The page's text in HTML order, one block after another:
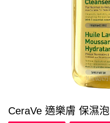
CeraVe 適樂膚